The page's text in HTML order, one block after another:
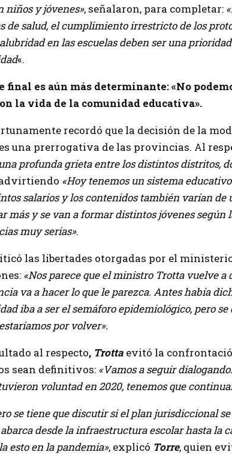
niños y jóvenes», señalaron, para completar:
de salud, el cumplimiento irrestricto de los
en las escuelas deben ser una
«.
final es aún más determinante: «No
la vida de la comunidad educativa».
recordó que la decisión de la
una prerrogativa de las provincias. Al
profunda grieta entre los distintos distritos,
«Hoy tenemos un sistema
salarios y los contenidos también varían de
más y se van a formar distintos jóvenes según
muy serias».
las libertades otorgadas por el
«Nos parece que el ministro Trotta vuelve a
va a hacer lo que le parezca. Antes había
iba a ser el semáforo epidemiológico, pero
por volver».
al respecto, Trotta evitó la
sean definitivos: «Vamos a seguir
voluntad en 2020, tenemos que
se tiene que discutir si el plan jurisdiccional
desde la infraestructura escolar hasta la
esto en la pandemia», explicó Torre, quien